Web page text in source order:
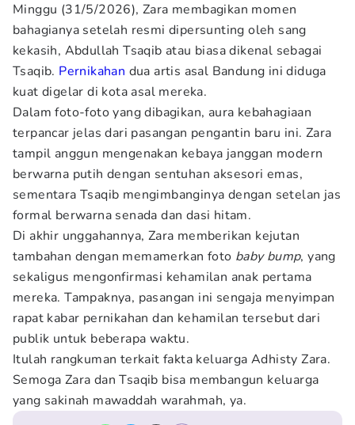
Minggu (31/5/2026), Zara membagikan momen
bahagianya setelah resmi dipersunting oleh sang
kekasih, Abdullah Tsaqib atau biasa dikenal sebagai
Tsaqib. Pernikahan dua artis asal Bandung ini diduga
kuat digelar di kota asal mereka.
Dalam foto-foto yang dibagikan, aura kebahagiaan
terpancar jelas dari pasangan pengantin baru ini. Zara
tampil anggun mengenakan kebaya janggan modern
berwarna putih dengan sentuhan aksesori emas,
sementara Tsaqib mengimbanginya dengan setelan jas
formal berwarna senada dan dasi hitam.
Di akhir unggahannya, Zara memberikan kejutan
tambahan dengan memamerkan foto baby bump, yang
sekaligus mengonfirmasi kehamilan anak pertama
mereka. Tampaknya, pasangan ini sengaja menyimpan
rapat kabar pernikahan dan kehamilan tersebut dari
publik untuk beberapa waktu.
Itulah rangkuman terkait fakta keluarga Adhisty Zara.
Semoga Zara dan Tsaqib bisa membangun keluarga
yang sakinah mawaddah warahmah, ya.